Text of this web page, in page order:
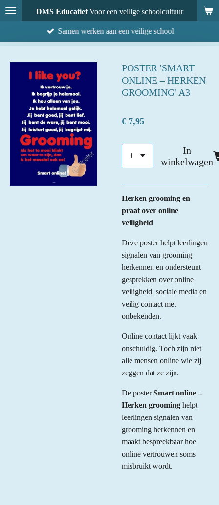
Ga
direct
DMS EducatiefVoor een veilige schoolcultuur
Samen werken aan een veilige school
POSTER 'SMART
ONLINE – HERKEN
GROOMING' A3
€ 7,95
In
winkelwagen
Herken grooming en
praat over online
veiligheid
Deze poster helpt leerlingen
signalen van grooming
herkennen en ondersteunt
gesprekken over online
veiligheid, sociale media en
veilig contact met
onbekenden.
Online contact lijkt vaak
onschuldig. Toch zijn niet
alle mensen online wie zij
zeggen dat ze zijn.
De posterSmart online –
Herken grooming helpt
leerlingen signalen van
grooming herkennen en
maakt bespreekbaar hoe
online vertrouwen soms
misbruikt wordt.